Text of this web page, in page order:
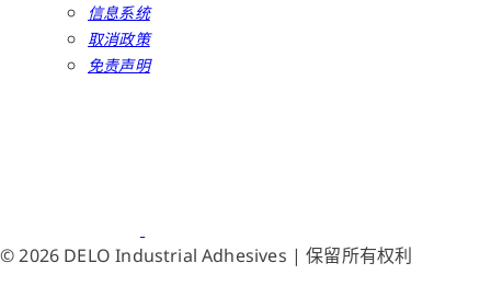
信息系统
取消政策
免责声明
© 2026 DELO Industrial Adhesives | 保留所有权利